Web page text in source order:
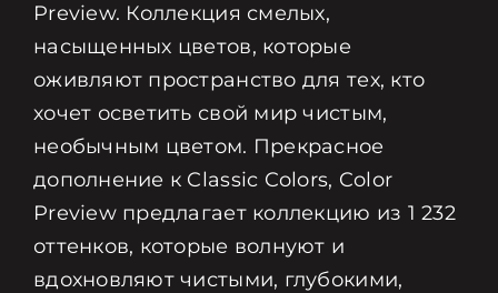
Preview. Коллекция смелых,
насыщенных цветов, которые
оживляют пространство для тех, кто
хочет осветить свой мир чистым,
необычным цветом. Прекрасное
дополнение к Classic Colors, Color
Preview предлагает коллекцию из 1 232
оттенков, которые волнуют и
вдохновляют чистыми, глубокими,